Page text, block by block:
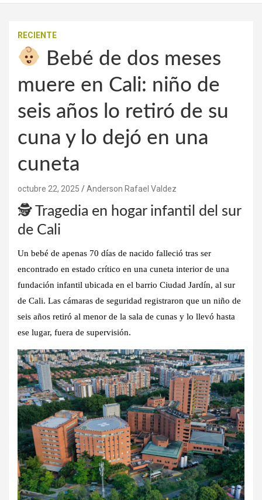
RECIENTE
Bebé de dos meses
muere en Cali: niño de
seis años lo retiró de su
cuna y lo dejó en una
cuneta
octubre 22, 2025 Anderson Rafael Valdez
🕵️ Tragedia en hogar infantil del sur
de Cali
Un bebé de apenas 70 días de nacido falleció tras ser
encontrado en estado crítico en una cuneta interior de una
fundación infantil ubicada en el barrio Ciudad Jardín, al sur
de Cali. Las cámaras de seguridad registraron que un niño de
seis años retiró al menor de la sala de cunas y lo llevó hasta
ese lugar, fuera de supervisión.